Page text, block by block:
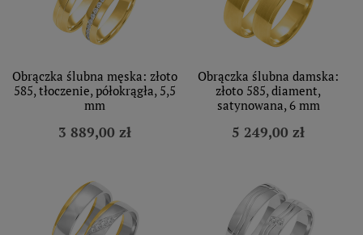
Obrączka ślubna męska: złoto
585, tłoczenie, półokrągła, 5,5
mm
3 889,00 zł
Obrączka ślubna damska:
złoto 585, diament,
satynowana, 6 mm
5 249,00 zł